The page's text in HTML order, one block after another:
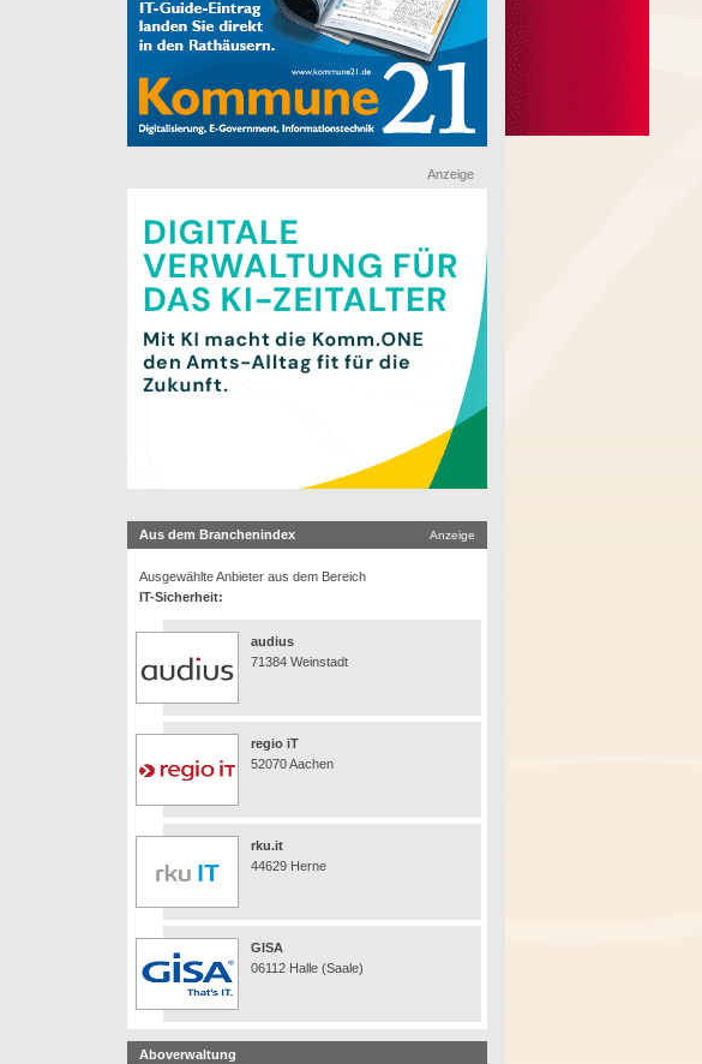
Anzeige
Aus dem Branchenindex Anzeige
Ausgewählte Anbieter aus dem Bereich
IT-Sicherheit:
audius
71384 Weinstadt
regio iT
52070 Aachen
rku.it
44629 Herne
GISA
06112 Halle (Saale)
Aboverwaltung